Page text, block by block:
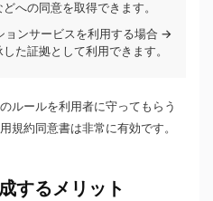
への同意を取得できます。
ョンサービスを利用する場合 →
た証拠として利用できます。
ルールを利用者に守ってもらう
規約同意書は非常に有効です。
するメリット